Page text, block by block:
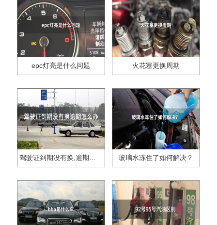
epc灯亮是什么问题 火花塞更换周期
驾驶证到期没有换,逾期怎么办?? 玻璃水冻住了如何解决？